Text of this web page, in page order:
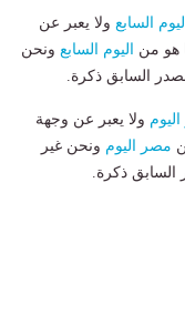
السابع ولا يعبر عن
هو من اليوم السابع ونحن
السابق ذكرة.
ولا يعبر عن وجهة
مصر اليوم ونحن غير
ذكرة.